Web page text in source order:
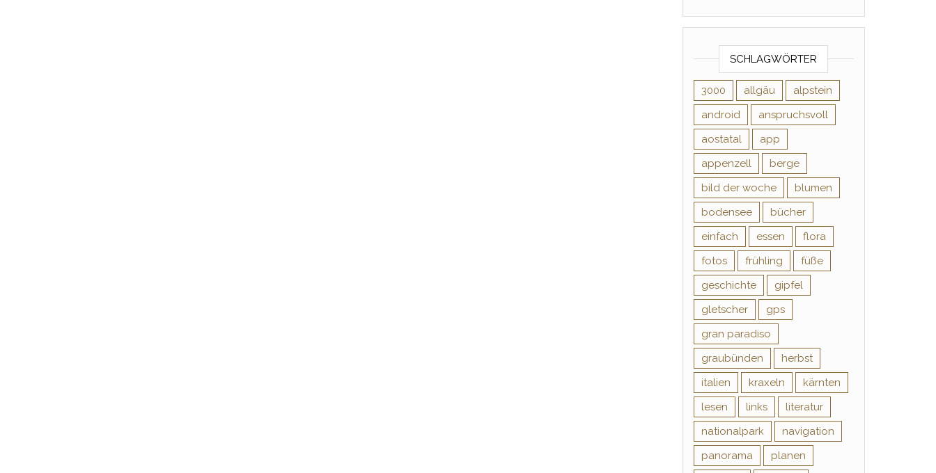
SCHLAGWÖRTER
3000 allgäu
alpstein
android
anspruchsvoll
aostatal
app
appenzell
berge
bild der woche
blumen
bodensee
bücher
einfach
essen
flora
fotos
frühling
füße
geschichte
gipfel
gletscher
gps
gran paradiso
graubünden
herbst
italien
kraxeln
kärnten
lesen
links
literatur
nationalpark
navigation
panorama
planen